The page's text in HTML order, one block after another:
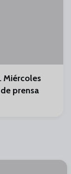
Miércoles
prensa